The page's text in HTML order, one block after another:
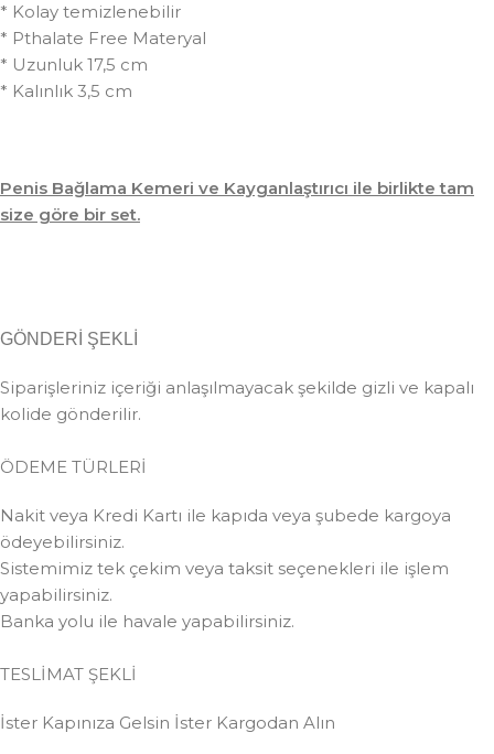
* Kolay temizlenebilir
* Pthalate Free Materyal
* Uzunluk 17,5 cm
* Kalınlık 3,5 cm
Penis Bağlama Kemeri ve Kayganlaştırıcı ile birlikte tam
size göre bir set.
GÖNDERİ ŞEKLİ
Siparişleriniz içeriği anlaşılmayacak şekilde gizli ve kapalı
kolide gönderilir.
ÖDEME TÜRLERİ
Nakit veya Kredi Kartı ile kapıda veya şubede kargoya
ödeyebilirsiniz.
Sistemimiz tek çekim veya taksit seçenekleri ile işlem
yapabilirsiniz.
Banka yolu ile havale yapabilirsiniz.
TESLİMAT ŞEKLİ
İster Kapınıza Gelsin İster Kargodan Alın